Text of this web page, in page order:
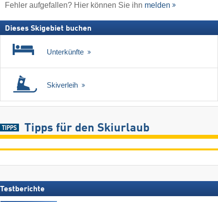
Fehler aufgefallen? Hier können Sie ihn melden
Dieses Skigebiet buchen
Unterkünfte
Skiverleih
Tipps für den Skiurlaub
Testberichte